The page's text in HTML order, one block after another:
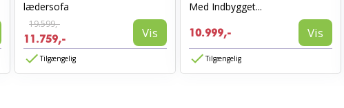
lædersofa
19.599,-
11.759,- Vis
Tilgængelig
Med Indbygget...
10.999,- Vis
Tilgængelig